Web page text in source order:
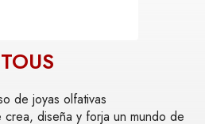
TOUS
de joyas olfativas
crea, diseña y forja un mundo de